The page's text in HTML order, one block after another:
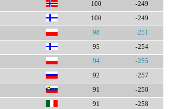
100 -249
100 -249
98 -251
95 -254
94 -255
92 -257
91 -258
91 -258